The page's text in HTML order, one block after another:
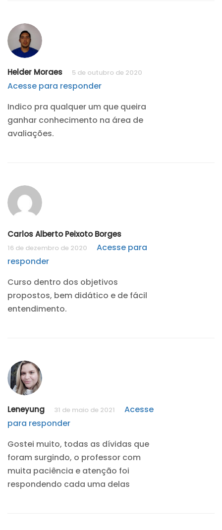
Helder Moraes 5 de outubro de 2020
Acesse para responder
Indico pra qualquer um que queira
ganhar conhecimento na área de
avaliações.
Carlos Alberto Peixoto Borges
16 de dezembro de 2020
Acesse para
responder
Curso dentro dos objetivos
propostos, bem didático e de fácil
entendimento.
Leneyung 31 de maio de 2021
Acesse
para responder
Gostei muito, todas as dívidas que
foram surgindo, o professor com
muita paciência e atenção foi
respondendo cada uma delas